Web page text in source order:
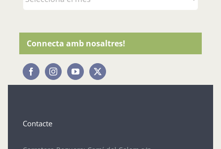
Connecta amb nosaltres!
Contacte